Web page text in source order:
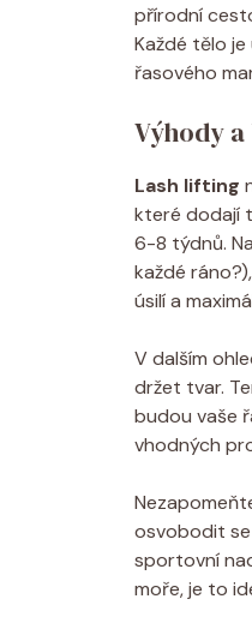
přírodní
Každé tělo
řasového
Výhody
Lash lifting
které dodají
6-8 týdnů.
každé
úsilí a
V dalším
držet tvar.
budou vaše
vhodných
osvobodit se
sportovní
moře, je to